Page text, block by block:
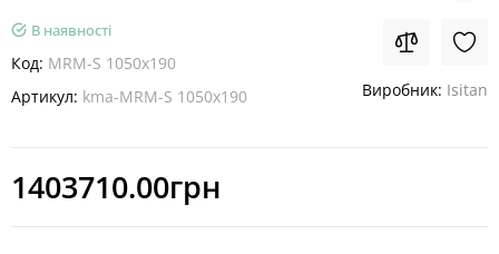
В наявності
Код: MRM-S 1050x190
Артикул: kma-MRM-S 1050x190 Виробник: Isitan
1403710.00грн